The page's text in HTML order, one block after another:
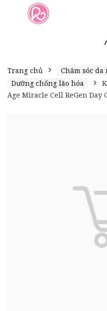
Trang chủ Chăm sóc da
Dưỡng chống lão hóa
Age Miracle Cell ReGen Day